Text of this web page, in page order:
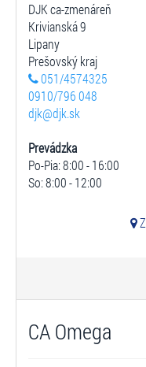
DJK ca-zmenáreň
Krivianská 9
Lipany
Prešovský kraj
051/4574325
0910/796 048
djk@djk.sk
Prevádzka
Po-Pia: 8:00 - 16:00
So: 8:00 - 12:00
CA Omega